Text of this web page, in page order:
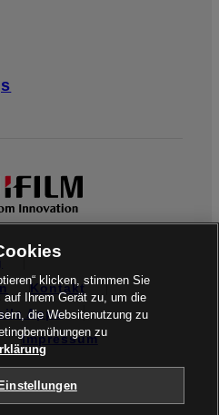
Kontakt
Apps
Impressum
klicken, stimmen Sie
auf Ihrem Gerät zu, um die
die Websitenutzung zu
zu